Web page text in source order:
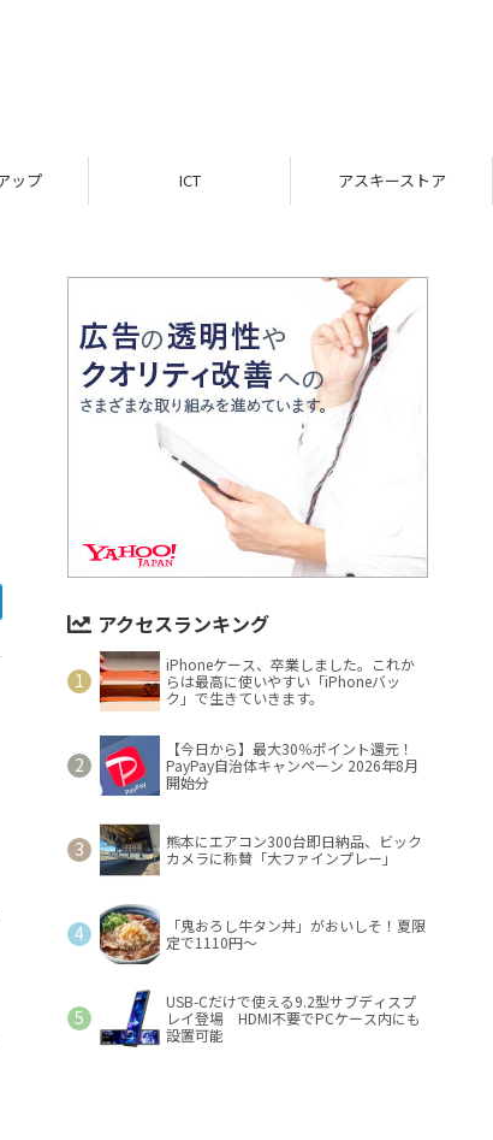
アスキーストア インフォメーション
アクセスランキング
iPhoneケース、卒業しました。これか
らは最高に使いやすい「iPhoneバッ
ク」で生きていきます。
【今日から】最大30％ポイント還元！
PayPay自治体キャンペーン 2026年8月
開始分
熊本にエアコン300台即日納品、ビック
カメラに称賛「大ファインプレー」
「鬼おろし牛タン丼」がおいしそ！夏限
定で1110円～
USB-Cだけで使える9.2型サブディスプ
レイ登場 HDMI不要でPCケース内にも
設置可能